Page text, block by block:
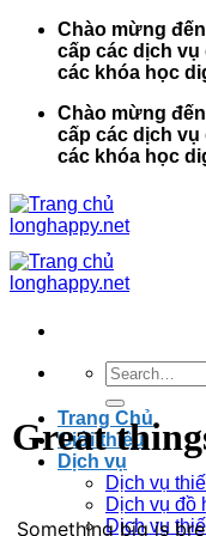
Chào mừng
cấp các dịch
các khóa học
Chào mừng
cấp các dịch
các khóa học
Search
for:
Trang Chủ
Giới thiệu
Dịch vụ
Dịch vụ
Dịch vụ đồ
Dịch vụ
Great
Something big is